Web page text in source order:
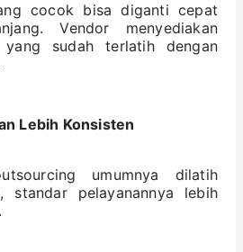
cocok bisa diganti cepat
Vendor menyediakan
sudah terlatih dengan
Lebih Konsisten
umumnya dilatih
standar pelayanannya lebih